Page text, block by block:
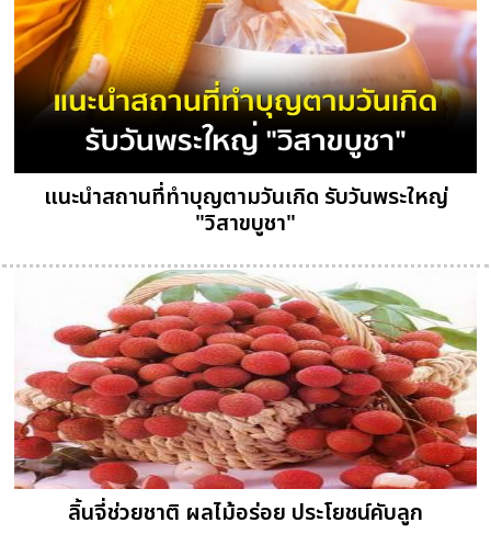
แนะนำสถานที่ทำบุญตามวันเกิด รับวันพระใหญ่
"วิสาขบูชา"
ลิ้นจี่ช่วยชาติ ผลไม้อร่อย ประโยชน์คับลูก